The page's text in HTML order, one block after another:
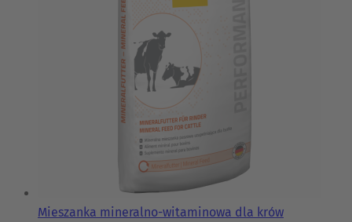
Mieszanka mineralno-witaminowa dla krów